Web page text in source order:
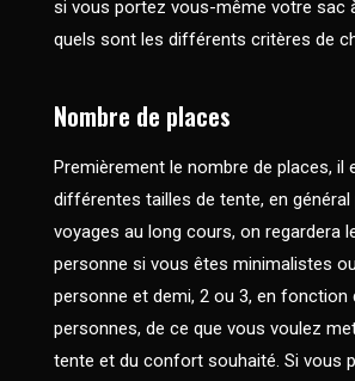
si vous portez vous-même votre sac
quels sont les différents critères de
Nombre de places
Premièrement le nombre de places, il
différentes tailles de tente, en général
voyages au long cours, on regardera
personne si vous êtes minimalistes
personne et demi, 2 ou 3, en fonction
personnes, de ce que vous voulez
tente et du confort souhaité. Si vous